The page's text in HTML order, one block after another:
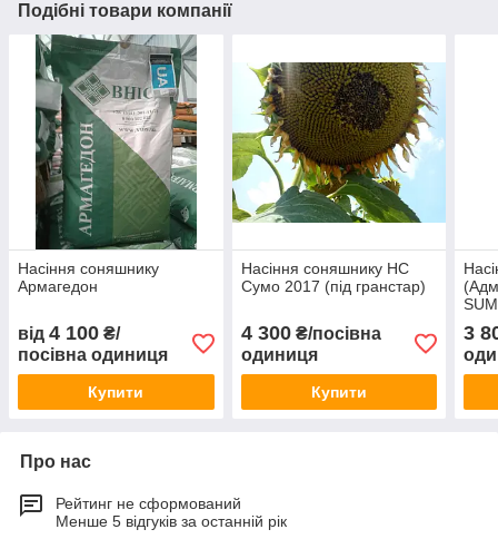
Подібні товари компанії
Насіння соняшнику
Армагедон
від 4 100 ₴/
посівна одиниця
Купити
Насіння соняшнику НС
Сумо 2017 (під гранстар)
4 300₴/посівна
одиниця
Купити
3
Про нас
Рейтинг не сформований
Менше 5 відгуків за останній рік